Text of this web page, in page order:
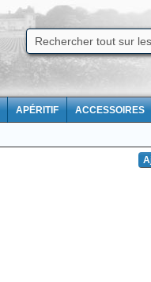
APÉRITIF ACCESSOIRES